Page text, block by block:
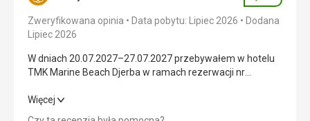
Zweryfikowana opinia Data pobytu: Lipiec 2026
Dodana
Lipiec 2026
W dniach 20.07.2027–27.07.2027 przebywałem w hotelu
TMK Marine Beach Djerba w ramach rezerwacji nr
Na wstępie chciałbym podkreślić, że przelot z Warszawy
na Dżerbę i z powrotem oraz transfer z lotniska do hotelu i
W dniach 20.07.2027–27.07.2027 przebywałem w hotelu
TMK Marine Beach Djerba w ramach rezerwacji nr
Więcej